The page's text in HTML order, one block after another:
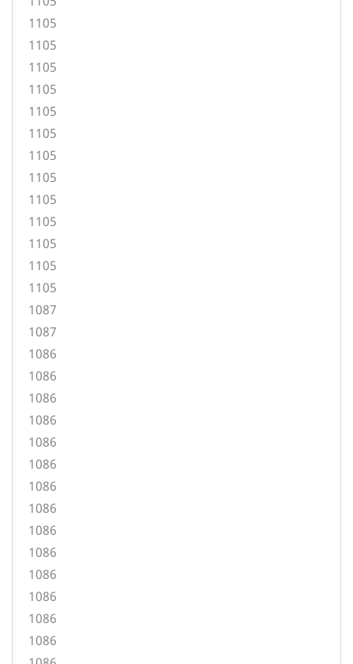
1105
1105
1105
1105
1105
1105
1105
1105
1105
1105
1105
1105
1105
1087
1087
1086
1086
1086
1086
1086
1086
1086
1086
1086
1086
1086
1086
1086
1086